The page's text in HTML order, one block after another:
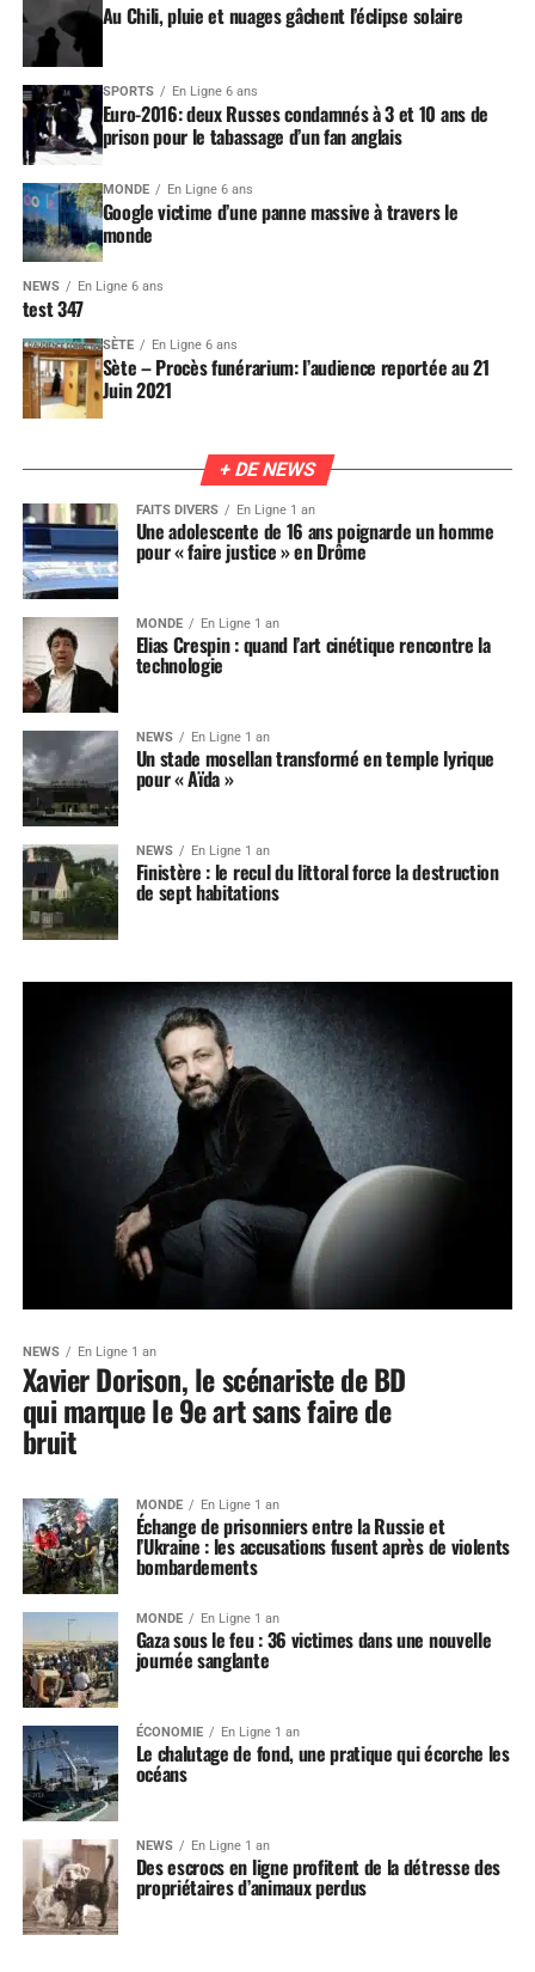
Au Chili, pluie et nuages gâchent l’éclipse solaire
SPORTS En Ligne 6 ans
Euro-2016: deux Russes condamnés à 3 et 10 ans de
prison pour le tabassage d’un fan anglais
MONDE En Ligne 6 ans
Google victime d’une panne massive à travers le
monde
NEWS En Ligne 6 ans
test 347
SÈTE En Ligne 6 ans
Sète – Procès funérarium: l’audience reportée au 21
Juin 2021
+ DE NEWS
FAITS DIVERS En Ligne 1 an
Une adolescente de 16 ans poignarde un homme
pour « faire justice » en Drôme
MONDE En Ligne 1 an
Elias Crespin : quand l’art cinétique rencontre la
technologie
NEWS En Ligne 1 an
Un stade mosellan transformé en temple lyrique
pour « Aïda »
NEWS En Ligne 1 an
Finistère : le recul du littoral force la destruction
de sept habitations
NEWS En Ligne 1 an
Xavier Dorison, le scénariste de BD
qui marque le 9e art sans faire de
bruit
MONDE En Ligne 1 an
Échange de prisonniers entre la Russie et
l’Ukraine : les accusations fusent après de violents
bombardements
MONDE En Ligne 1 an
Gaza sous le feu : 36 victimes dans une nouvelle
journée sanglante
ÉCONOMIE En Ligne 1 an
Le chalutage de fond, une pratique qui écorche les
océans
NEWS En Ligne 1 an
Des escrocs en ligne profitent de la détresse des
propriétaires d’animaux perdus